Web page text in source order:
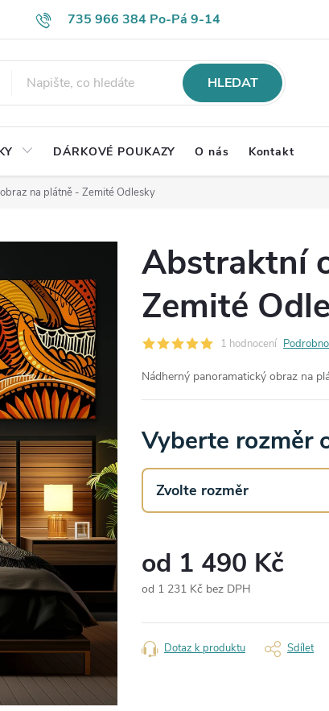
735 966 384 Po-Pá 9-14
Časté otázky Obch. podmínky Ochrana os. údajů
HLEDAT
DÁRKOVÉ POUKAZY O nás Kontakt
na plátně - Zemité Odlesky
Abstraktní
Zemité
1 hodnocení
Nádherný panoramatický obraz na
Vyberte rozměr
od 1 490 Kč
od 1 231 Kč bez DPH
cena:
Dotaz k produktu Sdílet